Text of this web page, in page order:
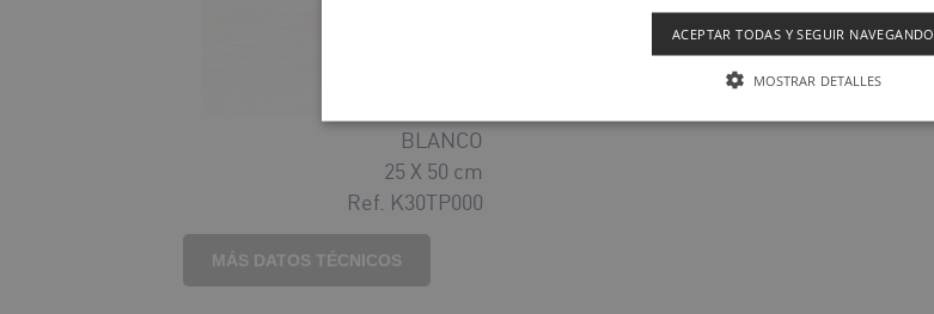
BLANCO
25 X 50 cm
Ref. K30TP000
MÁS DATOS TÉCNICOS
ACEPTAR TODAS Y SEGUIR NAVEGANDO
MOSTRAR DETALLES